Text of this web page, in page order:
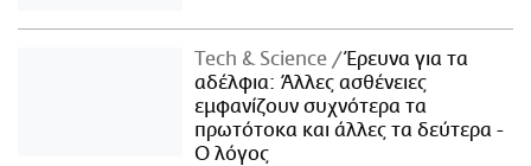
Τech & Science
Έρευνα για τα
αδέλφια: Άλλες ασθένειες
εμφανίζουν συχνότερα τα
πρωτότοκα και άλλες τα δεύτερα -
Ο λόγος